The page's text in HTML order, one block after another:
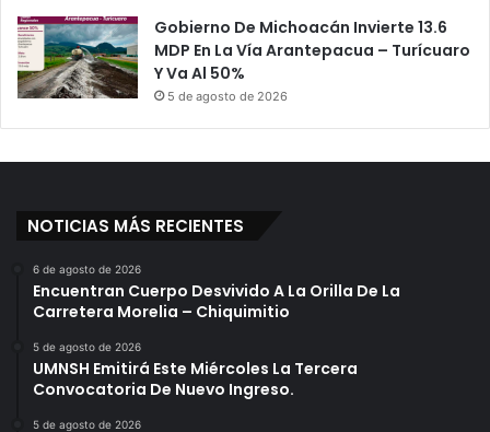
Gobierno De Michoacán Invierte 13.6
MDP En La Vía Arantepacua – Turícuaro
Y Va Al 50%
5 de agosto de 2026
NOTICIAS MÁS RECIENTES
6 de agosto de 2026
Encuentran Cuerpo Desvivido A La Orilla De La
Carretera Morelia – Chiquimitio
5 de agosto de 2026
UMNSH Emitirá Este Miércoles La Tercera
Convocatoria De Nuevo Ingreso.
5 de agosto de 2026